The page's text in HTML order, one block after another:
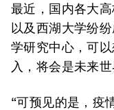
最近，国内各大
以及西湖大学纷
学研究中心，可
入，将会是未来
“可预见的是，疫